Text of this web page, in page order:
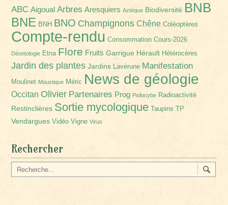
ABC Aigoual Arbres Aresquiers Aztèque Biodiversité BNB
BNE BNH BNO Champignons Chêne Coléoptères
Compte-rendu Consommation Cours-2026
Déontologie Etna Flore Fruits Garrigue Hérault Hétérocères
Jardin des plantes Jardins Lavérune Manifestation
Moulinet Moustique Méric News de géologie
Occitan Olivier Partenaires Prog Psilocybe Radioactivité
Restinclières Sortie mycologique Taupins TP
Vendargues Vidéo Vigne Virus
Rechercher